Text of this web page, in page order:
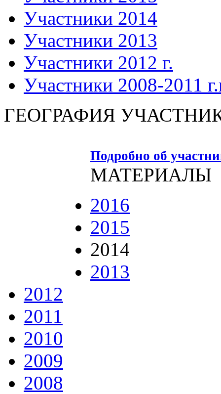
Участники 2014
Участники 2013
Участники 2012 г.
Участники 2008-2011
ГЕОГРАФИЯ
Подробно об
МАТЕРИАЛЫ
2016
2015
2014
2013
2012
2011
2010
2009
2008